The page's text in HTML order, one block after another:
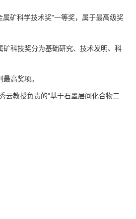
矿科学技术奖"一等奖，属于最高级奖
矿科技奖分为基础研究、技术发明、科
高奖项。
云教授负责的"基于石墨层间化合物二